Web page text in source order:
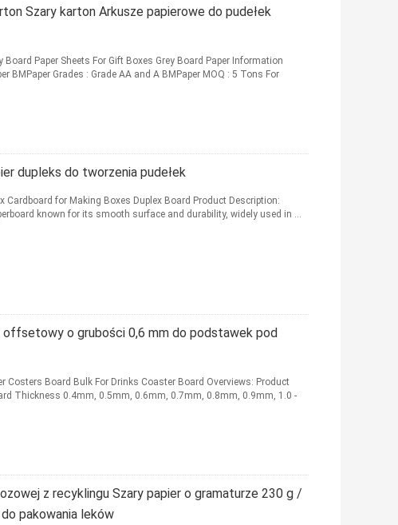
Szary karton Arkusze papierowe do pudełek
Paper Sheets For Gift Boxes Grey Board Paper Information
BMPaper Grades : Grade AA and A BMPaper MOQ : 5 Tons For
dupleks do tworzenia pudełek
Cardboard for Making Boxes Duplex Board Product Description:
known for its smooth surface and durability, widely used in ...
offsetowy o grubości 0,6 mm do podstawek pod
Costers Board Bulk For Drinks Coaster Board Overviews: Product
Thickness 0.4mm, 0.5mm, 0.6mm, 0.7mm, 0.8mm, 0.9mm, 1.0 -
z recyklingu Szary papier o gramaturze 230 g /
pakowania leków